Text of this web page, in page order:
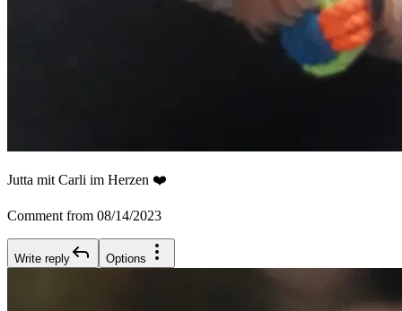
Jutta mit Carli im Herzen ❤️
Comment from 08/14/2023
Write reply Options